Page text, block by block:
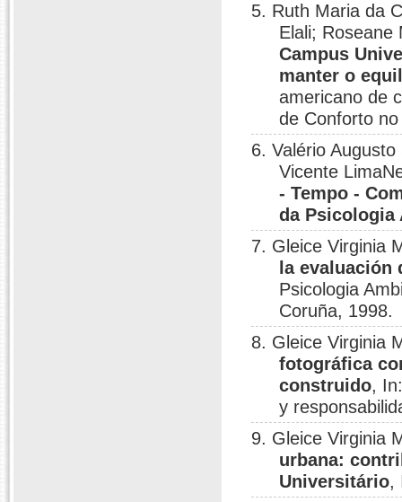
5. Ruth Maria da
Elali;
Campus
manter o
americano de
de Conforto
6. Valério
Vicente
- Tempo -
da Psicologia
7. Gleice Virginia
la evaluación
Psicologia
Coruña, 1998.
8. Gleice Virginia
fotográfica
construido,
y
9. Gleice Virginia
urbana:
Universitário,